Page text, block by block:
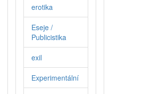
erotika
Eseje /
Publicistika
exil
Experimentální